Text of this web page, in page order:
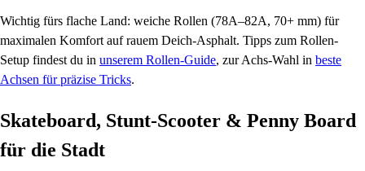
Wichtig fürs flache Land: weiche Rollen (78A–82A, 70+ mm) für
maximalen Komfort auf rauem Deich-Asphalt. Tipps zum Rollen-
Setup findest du in unserem Rollen-Guide, zur Achs-Wahl in beste
Achsen für präzise Tricks.
Skateboard, Stunt-Scooter & Penny Board
für die Stadt